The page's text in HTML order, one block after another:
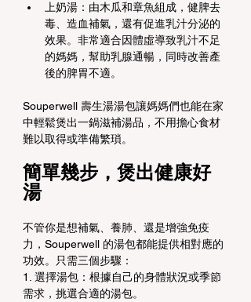
上奶湯：由木瓜和章魚組成，健脾去
毒、造血補氣，還有促進乳汁分泌的
效果。非常適合因體虛導致乳汁不足
的媽媽，幫助乳腺通暢，同時改善產
後的脾胃不適。
Souperwell 壽生湯湯包讓媽媽們也能在家
中輕鬆煲出一鍋滋補湯品，不用擔心食材
難以取得或準備繁瑣。
簡單幾步，煲出健康好
湯
不管你是想補氣、養肺、還是增強免疫
力，Souperwell 的湯包都能提供相對應的
功效。只需三個步驟：
1. 選擇湯包：根據自己的身體狀況或季節
需求，挑選合適的湯包。